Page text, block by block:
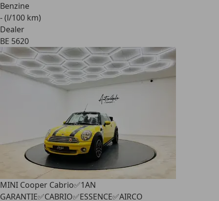
Benzine
- (l/100 km)
Dealer
BE 5620
MINI Cooper Cabrio✅1AN
GARANTIE✅CABRIO✅ESSENCE✅AIRCO